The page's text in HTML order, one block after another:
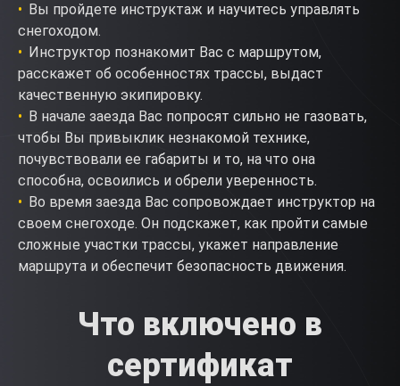
Вы пройдете инструктаж и научитесь управлять
снегоходом.
Инструктор познакомит Вас с маршрутом,
расскажет об особенностях трассы, выдаст
качественную экипировку.
В начале заезда Вас попросят сильно не газовать,
чтобы Вы привыклик незнакомой технике,
почувствовали ее габариты и то, на что она
способна, освоились и обрели уверенность.
Во время заезда Вас сопровождает инструктор на
своем снегоходе. Он подскажет, как пройти самые
сложные участки трассы, укажет направление
маршрута и обеспечит безопасность движения.
Что включено в
сертификат